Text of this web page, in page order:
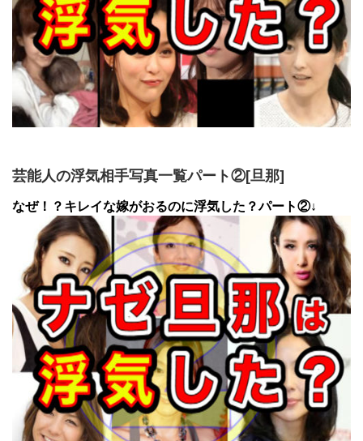
芸能人の浮気相手写真一覧パート②[旦那]
なぜ！？キレイな嫁がおるのに浮気した？パート②↓